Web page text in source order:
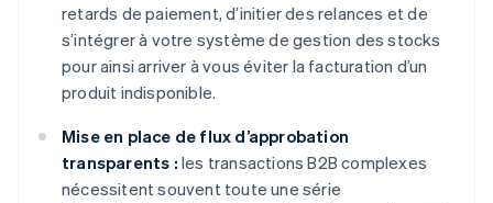
retards de paiement, d’initier des relances et de
s’intégrer à votre système de gestion des stocks
pour ainsi arriver à vous éviter la facturation d’un
produit indisponible.
Mise en place de flux d’approbation
transparents : les transactions B2B complexes
nécessitent souvent toute une série